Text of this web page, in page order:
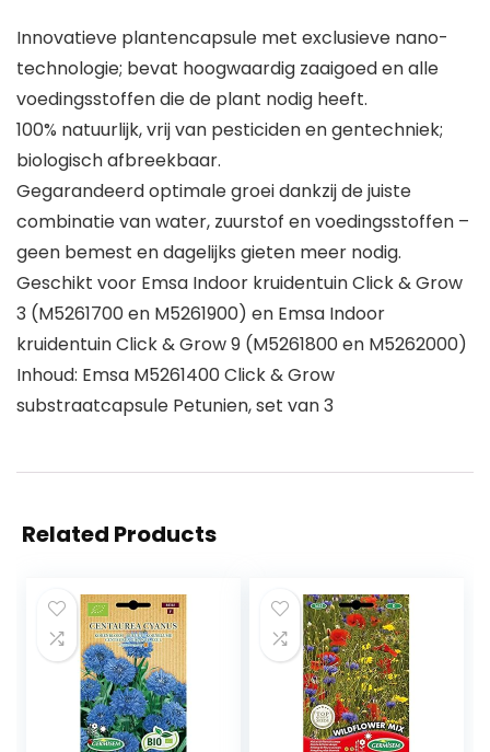
Innovatieve plantencapsule met exclusieve nano-
technologie; bevat hoogwaardig zaaigoed en alle
voedingsstoffen die de plant nodig heeft.
100% natuurlijk, vrij van pesticiden en gentechniek;
biologisch afbreekbaar.
Gegarandeerd optimale groei dankzij de juiste
combinatie van water, zuurstof en voedingsstoffen –
geen bemest en dagelijks gieten meer nodig.
Geschikt voor Emsa Indoor kruidentuin Click & Grow
3 (M5261700 en M5261900) en Emsa Indoor
kruidentuin Click & Grow 9 (M5261800 en M5262000)
Inhoud: Emsa M5261400 Click & Grow
substraatcapsule Petunien, set van 3
Related Products